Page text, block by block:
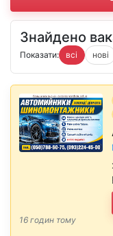
Знайдено
Показати: всі нові
16 годин тому